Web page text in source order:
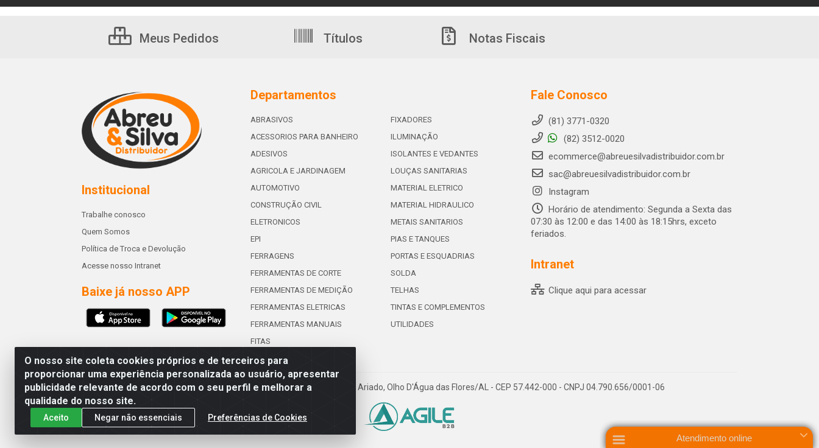
O nosso site coleta cookies próprios e de terceiros para
proporcionar uma experiência personalizada ao usuário, apresentar
publicidade relevante de acordo com o seu perfil e melhorar a
qualidade do nosso site.
Aceito Negar não essenciais Preferências de Cookies
Meus Pedidos Títulos Notas Fiscais
Institucional
Trabalhe conosco
Quem Somos
Política de Troca e Devolução
Acesse nosso Intranet
Baixe já nosso APP
Departamentos
ABRASIVOS
ACESSORIOS PARA BANHEIRO
ADESIVOS
AGRICOLA E JARDINAGEM
AUTOMOTIVO
CONSTRUÇÃO CIVIL
ELETRONICOS
EPI
FERRAGENS
FERRAMENTAS DE CORTE
FERRAMENTAS DE MEDIÇÃO
FERRAMENTAS ELETRICAS
FERRAMENTAS MANUAIS
FITAS
FIXADORES
ILUMINAÇÃO
ISOLANTES E VEDANTES
LOUÇAS SANITARIAS
MATERIAL ELETRICO
MATERIAL HIDRAULICO
METAIS SANITARIOS
PIAS E TANQUES
PORTAS E ESQUADRIAS
SOLDA
TELHAS
TINTAS E COMPLEMENTOS
UTILIDADES
Fale Conosco
(81) 3771-0320
(82) 3512-0020
ecommerce@abreuesilvadistribuidor.com.br
sac@abreuesilvadistribuidor.com.br
Instagram
Horário de atendimento: Segunda a Sexta das
07:30 às 12:00 e das 14:00 às 18:15hrs, exceto
feriados.
Intranet
Clique aqui para acessar
Abreu & Silva - Rua Padre Jose de Souza Leite, 265 - Ariado, Olho D'Água das Flores/AL - CEP 57.442-000 - CNPJ 04.790.656/0001-06